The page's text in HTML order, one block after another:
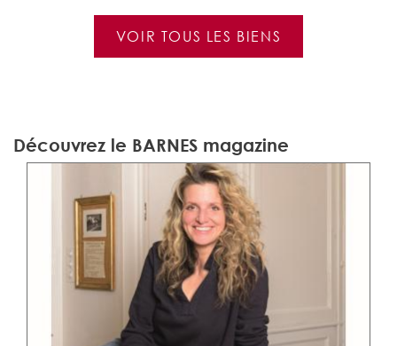
VOIR TOUS LES BIENS
Découvrez le BARNES magazine